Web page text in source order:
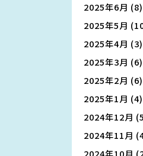
2025年6月 (8)
2025年5月
2025年4月 (3)
2025年3月 (6)
2025年2月 (6)
2025年1月 (4)
2024年12月
2024年11月